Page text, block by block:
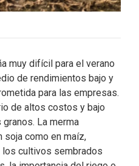
muy difícil para el verano
de rendimientos bajo y
para las empresas.
de altos costos y bajo
La merma
soja como en maíz,
cultivos sembrados